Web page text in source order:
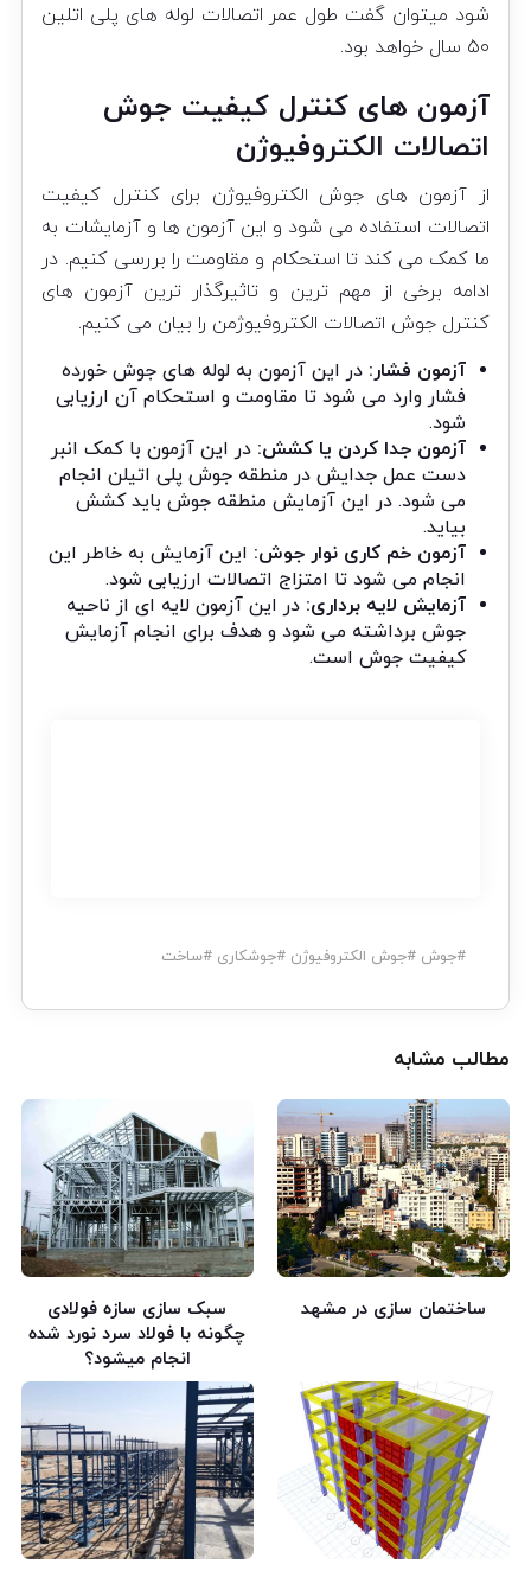
شود میتوان گفت طول عمر اتصالات لوله های پلی اتلین
۵۰ سال خواهد بود.
آزمون های کنترل کیفیت جوش
اتصالات الکتروفیوژن
از آزمون های جوش الکتروفیوژن برای کنترل کیفیت
اتصالات استفاده می شود و این آزمون ها و آزمایشات به
ما کمک می کند تا استحکام و مقاومت را بررسی کنیم. در
ادامه برخی از مهم ترین و تاثیرگذار ترین آزمون های
کنترل جوش اتصالات الکتروفیوژمن را بیان می کنیم.
آزمون فشار: در این آزمون به لوله های جوش خورده
فشار وارد می شود تا مقاومت و استحکام آن ارزیابی
شود.
آزمون جدا کردن یا کشش: در این آزمون با کمک انبر
دست عمل جدایش در منطقه جوش پلی اتیلن انجام
می شود. در این آزمایش منطقه جوش باید کشش
بیاید.
آزمون خم کاری نوار جوش: این آزمایش به خاطر این
انجام می شود تا امتزاج اتصالات ارزیابی شود.
آزمایش لایه برداری: در این آزمون لایه ای از ناحیه
جوش برداشته می شود و هدف برای انجام آزمایش
کیفیت جوش است.
#جوش #جوش الکتروفیوژن #جوشکاری #ساخت
مطالب مشابه
ساختمان سازی در مشهد
سبک سازی سازه فولادی
چگونه با فولاد سرد نورد شده
انجام میشود؟